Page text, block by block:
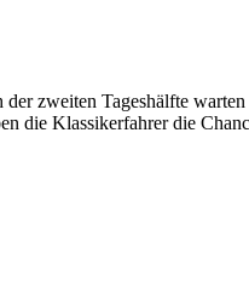
zweiten Tageshälfte
die Klassikerfahrer die